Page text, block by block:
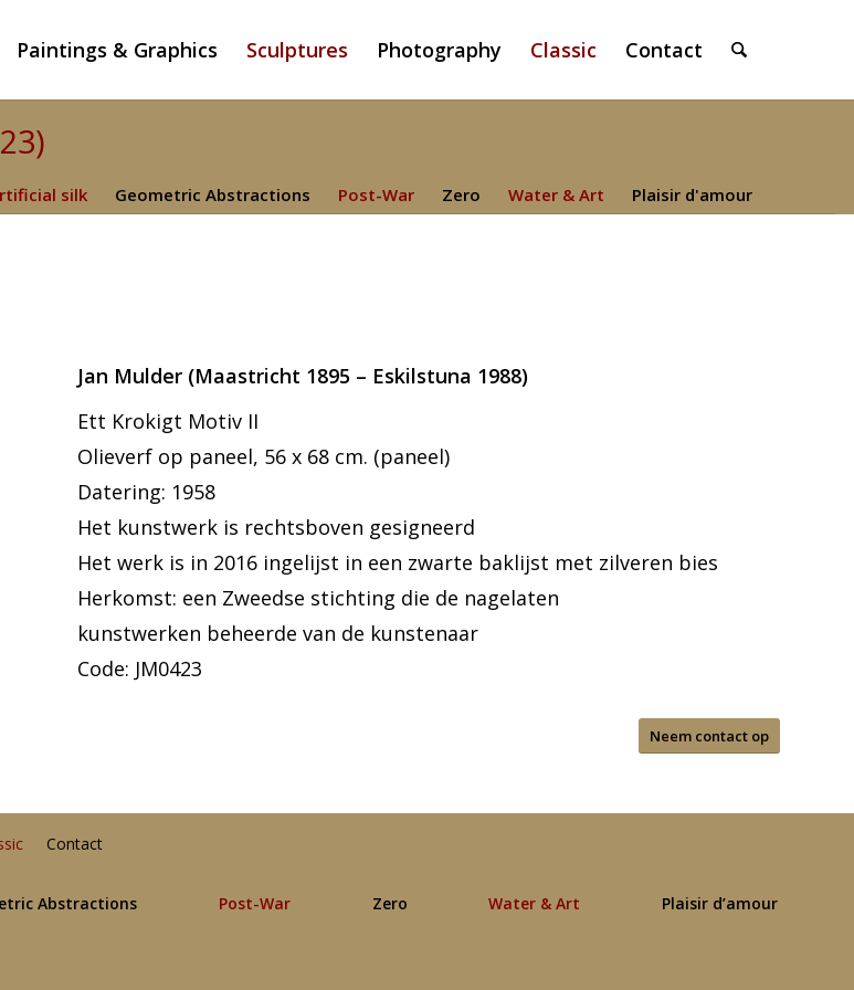
Paintings & Graphics Sculptures Photography Classic Contact
silk Geometric Abstractions Post-War Zero Water & Art Plaisir d'amour
Jan Mulder (Maastricht 1895 – Eskilstuna 1988)
Ett Krokigt Motiv II
Olieverf op paneel, 56 x 68 cm. (paneel)
Datering: 1958
Het kunstwerk is rechtsboven gesigneerd
Het werk is in 2016 ingelijst in een zwarte baklijst met zilveren bies
Herkomst: een Zweedse stichting die de nagelaten
kunstwerken beheerde van de kunstenaar
Code: JM0423
Neem contact op
Contact
Abstractions Post-War Zero Water & Art Plaisir d’amour